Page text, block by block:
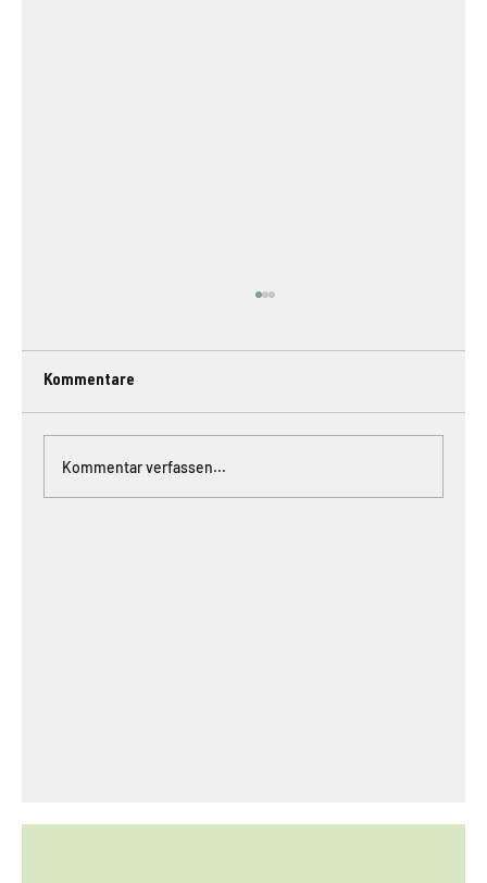
Kommentare
Kommentar verfassen...